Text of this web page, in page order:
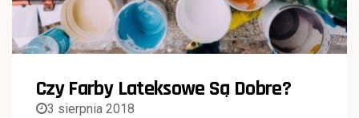
Czy Farby Lateksowe Są Dobre?
3 sierpnia 2018